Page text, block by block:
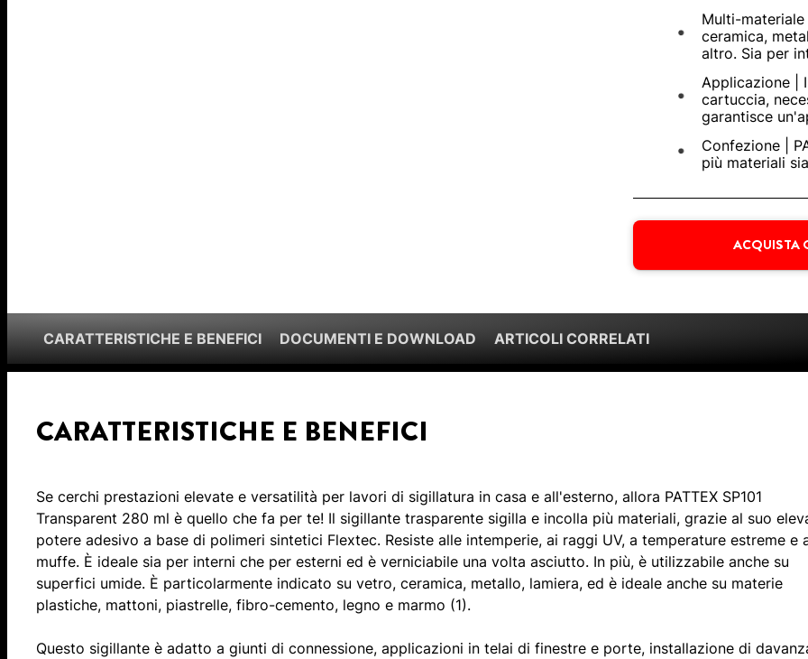
Multi-
ceramica,
altro. Sia per
Applicazione |
cartuccia,
garantisce
Confezione |
più materiali
ACQUISTA
CARATTERISTICHE E BENEFICI DOCUMENTI E DOWNLOAD ARTICOLI CORRELATI
CARATTERISTICHE E BENEFICI
Se cerchi prestazioni elevate e versatilità per lavori di sigillatura in casa e all'esterno, allora PATTEX SP101
Transparent 280 ml è quello che fa per te! Il sigillante trasparente sigilla e incolla più materiali, grazie al suo
potere adesivo a base di polimeri sintetici Flextec. Resiste alle intemperie, ai raggi UV, a temperature estreme e
muffe. È ideale sia per interni che per esterni ed è verniciabile una volta asciutto. In più, è utilizzabile anche su
superfici umide. È particolarmente indicato su vetro, ceramica, metallo, lamiera, ed è ideale anche su materie
plastiche, mattoni, piastrelle, fibro-cemento, legno e marmo (1).
Questo sigillante è adatto a giunti di connessione, applicazioni in telai di finestre e porte, installazione di